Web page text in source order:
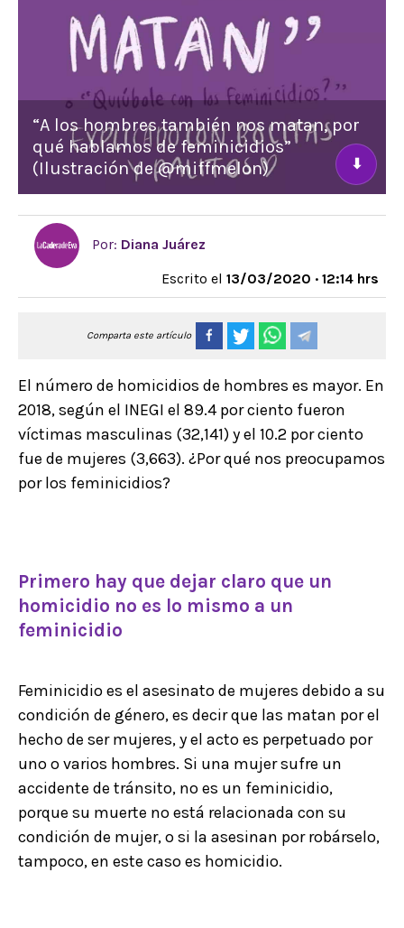
“A los hombres también nos matan, por
qué hablamos de feminicidios”
(Ilustración de @miffmelon)
⬇
Por: Diana Juárez
Escrito el 13/03/2020 · 12:14 hrs
Comparta este artículo
El número de homicidios de hombres es mayor. En
2018, según el INEGI el 89.4 por ciento fueron
víctimas masculinas (32,141) y el 10.2 por ciento
fue de mujeres (3,663). ¿Por qué nos preocupamos
por los feminicidios?
Primero hay que dejar claro que un
homicidio no es lo mismo a un
feminicidio
Feminicidio es el asesinato de mujeres debido a su
condición de género, es decir que las matan por el
hecho de ser mujeres, y el acto es perpetuado por
uno o varios hombres. Si una mujer sufre un
accidente de tránsito, no es un feminicidio,
porque su muerte no está relacionada con su
condición de mujer, o si la asesinan por robárselo,
tampoco, en este caso es homicidio.